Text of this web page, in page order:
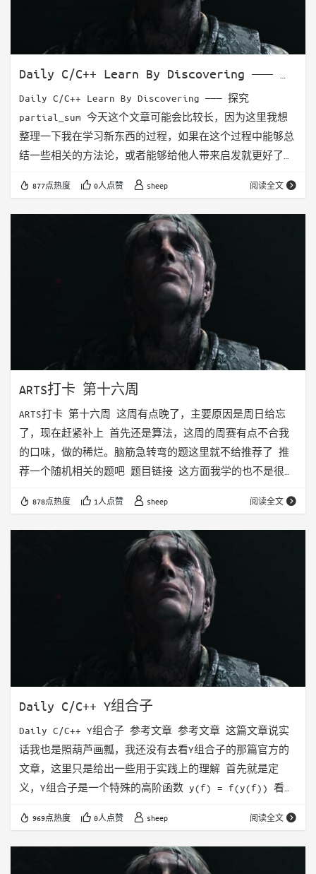
Daily C/C++ Learn By Discovering ——— 探
究partial_sum
Daily C/C++ Learn By Discovering ——— 探究
partial_sum 今天这个文章可能会比较长，因为这里我想
整理一下我在学习新东西的过程，如果在这个过程中能够总
结一些相关的方法论，或者能够给他人带来启发就更好了。
这样才能不断的向深处挖掘。就像是树盘跟一样，一边向深
处挖掘，一边去学习和总结在过程中遇到的一些小的点，这
样不断积累，如果有一天，我们有幸读到了一些较为系统性
的书，帮助我们整理之前的知识，就可以将这些知识系统
877点热度 0人点赞 sheep 阅读全文
ARTS打卡 第十六周
ARTS打卡 第十六周 这周有点晚了，主要原因是周日给忘
了，现在赶紧补上 首先还是算法，这周的周赛有点不合我
的口味，做的稀烂。脑筋急转弯的题这里就不给推荐了 推
荐一个随机相关的题吧 题目链接 这方面我学的也不是很
率论的知识 有关文章的话，其实我基本上都贴在了我之前
写的文章的参考链接中 这里就再贴一下几个比较不错的文
章 链接，这个是有关返回值的讨论 链接，这个是有关前置
运算符和后置运算符返回值的讨论 用来在C++上查漏补缺还
是很不错的 上周貌似没怎么看书，是效率比较…
878点热度 1人点赞 sheep 阅读全文
Daily C/C++ Y组合子
Daily C/C++ Y组合子 参考文章 参考文章 这篇文章说实
话我也是照葫芦画瓢，我还没有去看Y组合子的那篇官方的
文章，这里只是给出一些用于实践上的理解 首先就是定
义，Y组合子是一个特殊的高阶函数 y(f) = f(y(f)) 看起
个函数 当我们尝试展开的时候会发现，这个函数是无限展
开的，我们正是利用了这个特点，来帮助我们写出递归函数
更准确的说，是lambda中的递归 因为我们都知道，lambda
969点热度 0人点赞 sheep 阅读全文